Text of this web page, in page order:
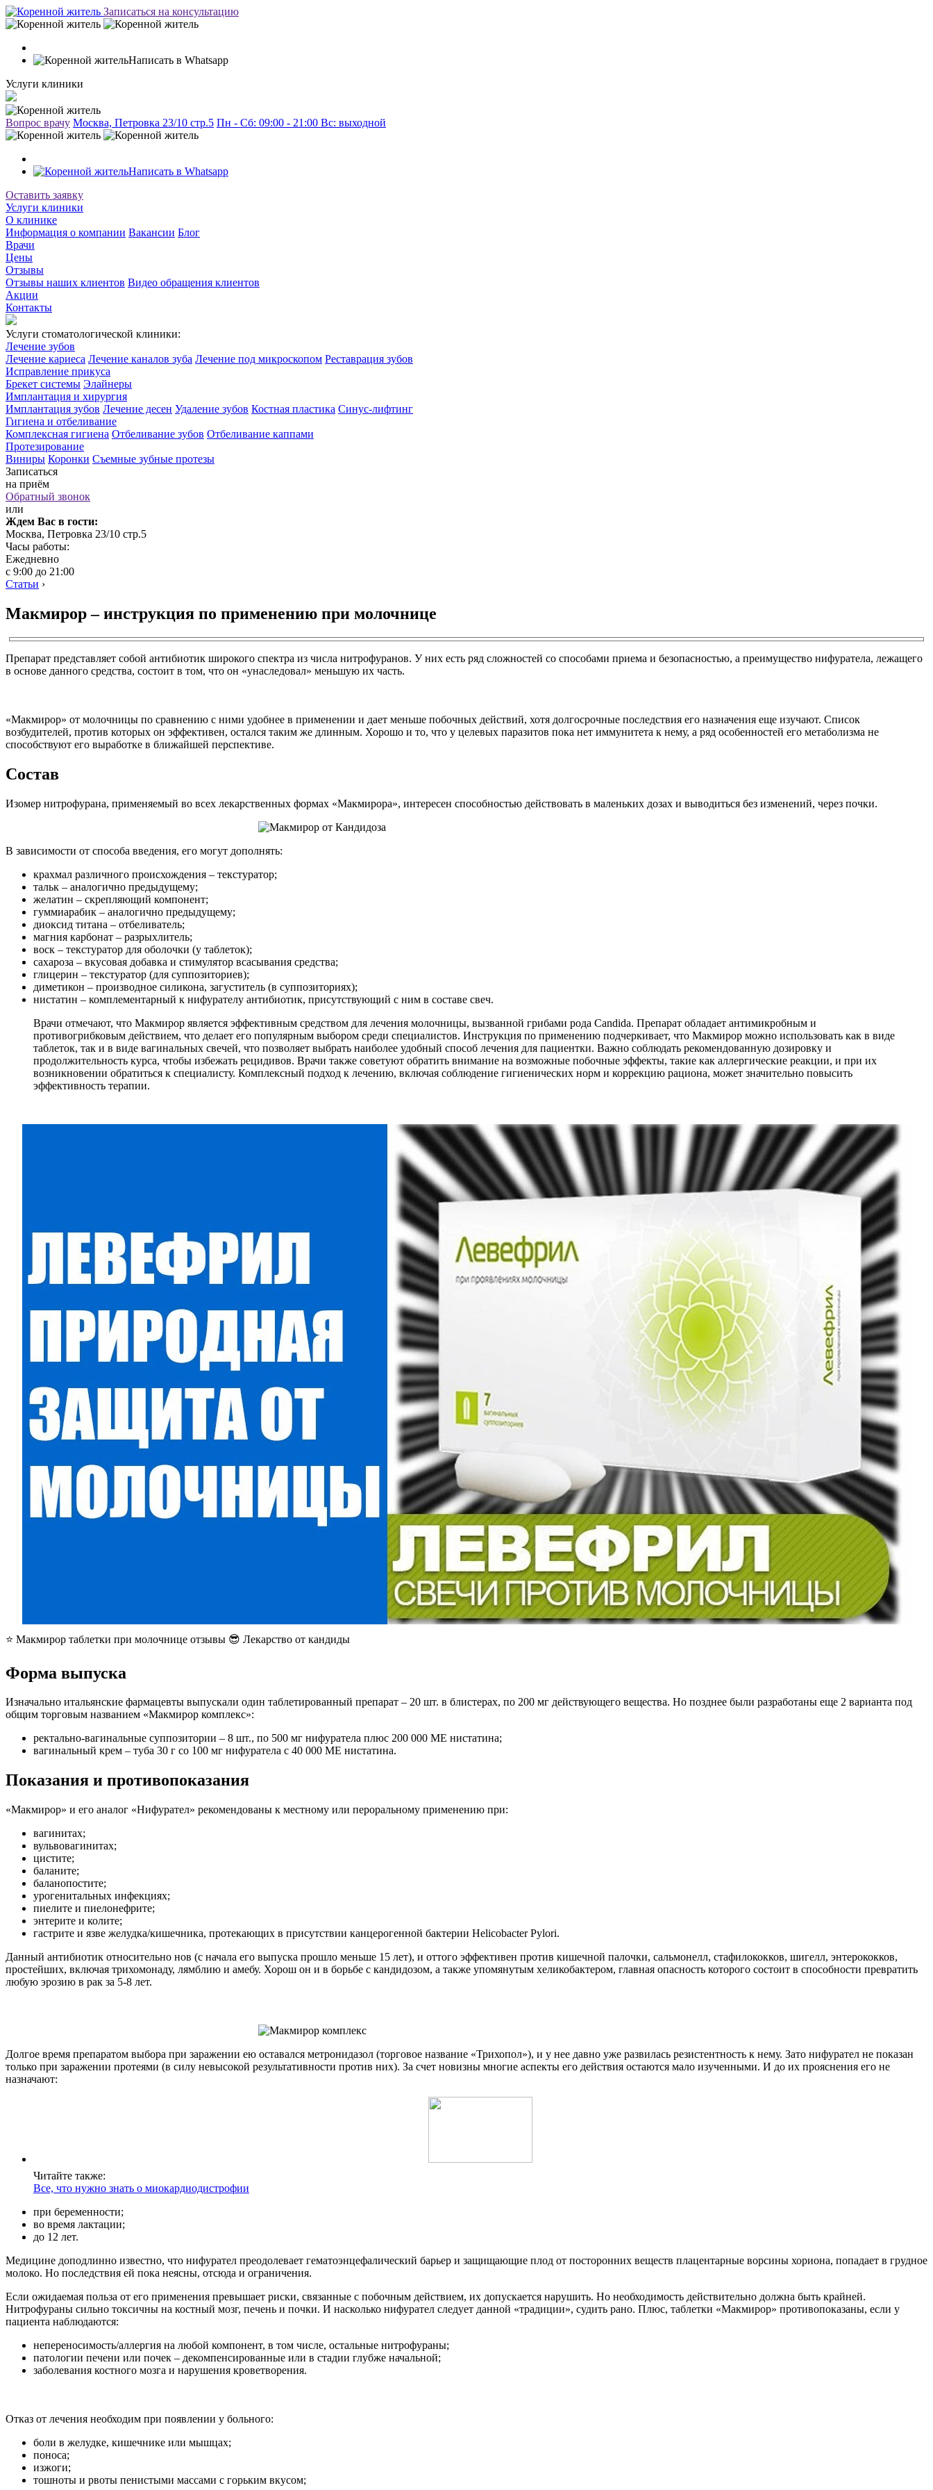
Записаться на консультацию
Написать в Whatsapp
Услуги клиники
Вопрос врачу Москва, Петровка 23/10 стр.5 Пн - Сб: 09:00 - 21:00 Вc: выходной
Написать в Whatsapp
Оставить заявку
Услуги клиники
О клинике
Информация о компании Вакансии Блог
Врачи
Цены
Отзывы
Отзывы наших клиентов Видео обращения клиентов
Акции
Контакты
Услуги стоматологической клиники:
Лечение зубов
Лечение кариеса Лечение каналов зуба Лечение под микроскопом Реставрация зубов
Исправление прикуса
Брекет системы Элайнеры
Имплантация и хирургия
Имплантация зубов Лечение десен Удаление зубов Костная пластика Синус-лифтинг
Гигиена и отбеливание
Комплексная гигиена Отбеливание зубов Отбеливание каппами
Протезирование
Виниры Коронки Съемные зубные протезы
Записаться
на приём
Обратный звонок
или
Ждем Вас в гости:
Москва, Петровка 23/10 стр.5
Часы работы:
Ежедневно
с 9:00 до 21:00
Статьи ›
Макмирор – инструкция по применению при молочнице
Препарат представляет собой антибиотик широкого спектра из числа нитрофуранов. У них есть ряд сложностей со способами приема и безопасностью, а преимущество нифуратела, лежащего
в основе данного средства, состоит в том, что он «унаследовал» меньшую их часть.
«Макмирор» от молочницы по сравнению с ними удобнее в применении и дает меньше побочных действий, хотя долгосрочные последствия его назначения еще изучают. Список
возбудителей, против которых он эффективен, остался таким же длинным. Хорошо и то, что у целевых паразитов пока нет иммунитета к нему, а ряд особенностей его метаболизма не
способствуют его выработке в ближайшей перспективе.
Состав
Изомер нитрофурана, применяемый во всех лекарственных формах «Макмирора», интересен способностью действовать в маленьких дозах и выводиться без изменений, через почки.
В зависимости от способа введения, его могут дополнять:
крахмал различного происхождения – текстуратор;
тальк – аналогично предыдущему;
желатин – скрепляющий компонент;
гуммиарабик – аналогично предыдущему;
диоксид титана – отбеливатель;
магния карбонат – разрыхлитель;
воск – текстуратор для оболочки (у таблеток);
сахароза – вкусовая добавка и стимулятор всасывания средства;
глицерин – текстуратор (для суппозиториев);
диметикон – производное силикона, загуститель (в суппозиториях);
нистатин – комплементарный к нифурателу антибиотик, присутствующий с ним в составе свеч.
Врачи отмечают, что Макмирор является эффективным средством для лечения молочницы, вызванной грибами рода Candida. Препарат обладает антимикробным и
противогрибковым действием, что делает его популярным выбором среди специалистов. Инструкция по применению подчеркивает, что Макмирор можно использовать как в виде
таблеток, так и в виде вагинальных свечей, что позволяет выбрать наиболее удобный способ лечения для пациентки. Важно соблюдать рекомендованную дозировку и
продолжительность курса, чтобы избежать рецидивов. Врачи также советуют обратить внимание на возможные побочные эффекты, такие как аллергические реакции, и при их
возникновении обратиться к специалисту. Комплексный подход к лечению, включая соблюдение гигиенических норм и коррекцию рациона, может значительно повысить
эффективность терапии.
⭐ Макмирор таблетки при молочнице отзывы 😎 Лекарство от кандиды
Форма выпуска
Изначально итальянские фармацевты выпускали один таблетированный препарат – 20 шт. в блистерах, по 200 мг действующего вещества. Но позднее были разработаны еще 2 варианта под
общим торговым названием «Макмирор комплекс»:
ректально-вагинальные суппозитории – 8 шт., по 500 мг нифуратела плюс 200 000 МЕ нистатина;
вагинальный крем – туба 30 г со 100 мг нифуратела с 40 000 МЕ нистатина.
Показания и противопоказания
«Макмирор» и его аналог «Нифурател» рекомендованы к местному или пероральному применению при:
вагинитах;
вульвовагинитах;
цистите;
баланите;
баланопостите;
урогенитальных инфекциях;
пиелите и пиелонефрите;
энтерите и колите;
гастрите и язве желудка/кишечника, протекающих в присутствии канцерогенной бактерии Helicobacter Pylori.
Данный антибиотик относительно нов (с начала его выпуска прошло меньше 15 лет), и оттого эффективен против кишечной палочки, сальмонелл, стафилококков, шигелл, энтерококков,
простейших, включая трихомонаду, лямблию и амебу. Хорош он и в борьбе с кандидозом, а также упомянутым хеликобактером, главная опасность которого состоит в способности превратить
любую эрозию в рак за 5-8 лет.
Долгое время препаратом выбора при заражении ею оставался метронидазол (торговое название «Трихопол»), и у нее давно уже развилась резистентность к нему. Зато нифурател не показан
только при заражении протеями (в силу невысокой результативности против них). За счет новизны многие аспекты его действия остаются мало изученными. И до их прояснения его не
назначают:
Читайте также:
Все, что нужно знать о миокардиодистрофии
при беременности;
во время лактации;
до 12 лет.
Медицине доподлинно известно, что нифурател преодолевает гематоэнцефалический барьер и защищающие плод от посторонних веществ плацентарные ворсины хориона, попадает в грудное
молоко. Но последствия ей пока неясны, отсюда и ограничения.
Если ожидаемая польза от его применения превышает риски, связанные с побочным действием, их допускается нарушить. Но необходимость действительно должна быть крайней.
Нитрофураны сильно токсичны на костный мозг, печень и почки. И насколько нифурател следует данной «традиции», судить рано. Плюс, таблетки «Макмирор» противопоказаны, если у
пациента наблюдаются:
непереносимость/аллергия на любой компонент, в том числе, остальные нитрофураны;
патологии печени или почек – декомпенсированные или в стадии глубже начальной;
заболевания костного мозга и нарушения кроветворения.
Отказ от лечения необходим при появлении у больного:
боли в желудке, кишечнике или мышцах;
поноса;
изжоги;
тошноты и рвоты пенистыми массами с горьким вкусом;